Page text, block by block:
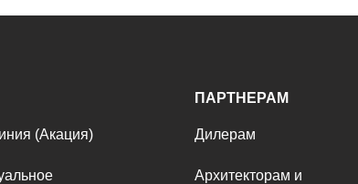
(Акация)
ПАРТНЕРАМ
Архитекторам и
Дилерам